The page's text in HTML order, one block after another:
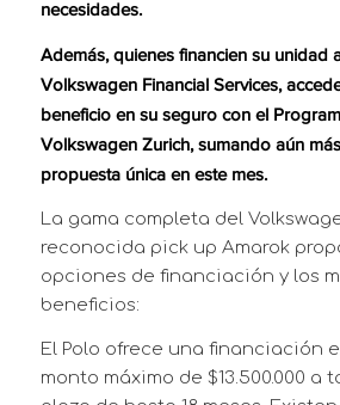
necesidades.
Además, quienes financien su unidad
Volkswagen Financial Services,
beneficio en su seguro con el
Volkswagen Zurich, sumando aún
propuesta única en este mes.
La gama completa del
reconocida pick up Amarok
opciones de financiación y los
beneficios:
El Polo ofrece una financiación
monto máximo de $13.500.000 a